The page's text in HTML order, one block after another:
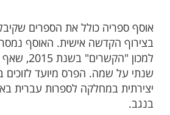
אוסף ספריה כולל את הספרים
בצירוף הקדשה אישית. האוסף נמסר
למכון
שנתי על שמה. הפרס מיועד לזוכים
יצירתית במחלקה לספרות עברית
בנגב.